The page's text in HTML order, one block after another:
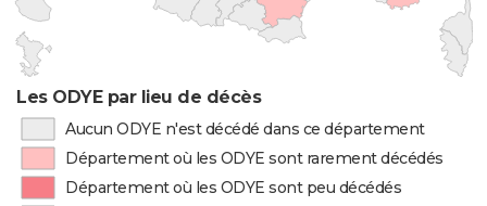
Les ODYE par lieu de décès
Aucun ODYE n'est décédé dans ce département
Département où les ODYE sont rarement décédés
Département où les ODYE sont peu décédés